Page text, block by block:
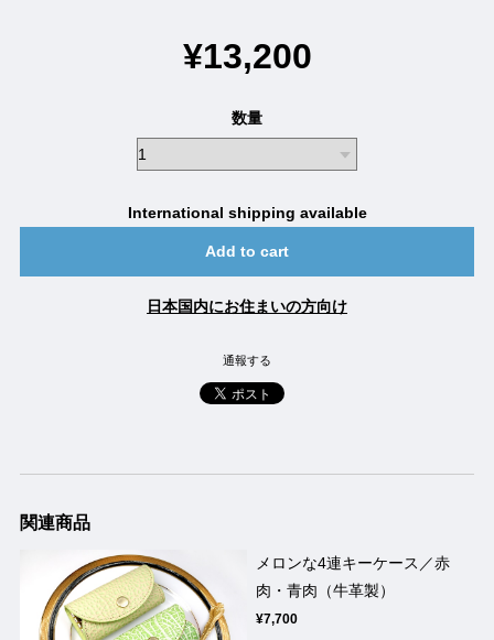
¥13,200
数量
International shipping available
Add to cart
日本国内にお住まいの方向け
通報する
関連商品
メロンな4連キーケース／赤
肉・青肉（牛革製）
¥7,700